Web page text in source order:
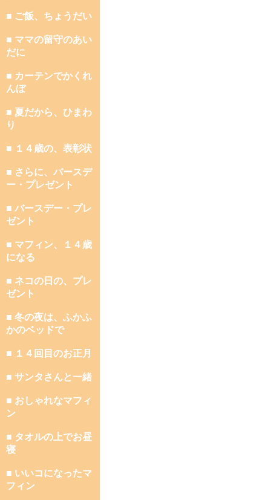
■ ご飯、ちょうだい
■ ママの留守のあい
だに
■ カーテンでかくれ
んぼ
■ 夏だから、ひまわ
り
■ １４歳の、表彰状
■ さらに、バースデ
ー・プレゼント
■ バースデー・プレ
ゼント
■ マフィン、１４歳
になる
■ ネコの日の、プレ
ゼント
■ 冬の夜は、ふかふ
かのベッドで
■ １４回目のお正月
■ サンタさんと一緒
■ おしゃれなマフィ
ン
■ タオルの上でお昼
寝
■ いいコになったマ
フィン